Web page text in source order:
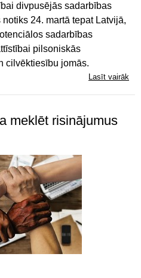
divpusējās sadarbības
24. martā tepat Latvijā,
sadarbības
pilsoniskās
cilvēktiesību jomās.
Lasīt vairāk
meklēt risinājumus